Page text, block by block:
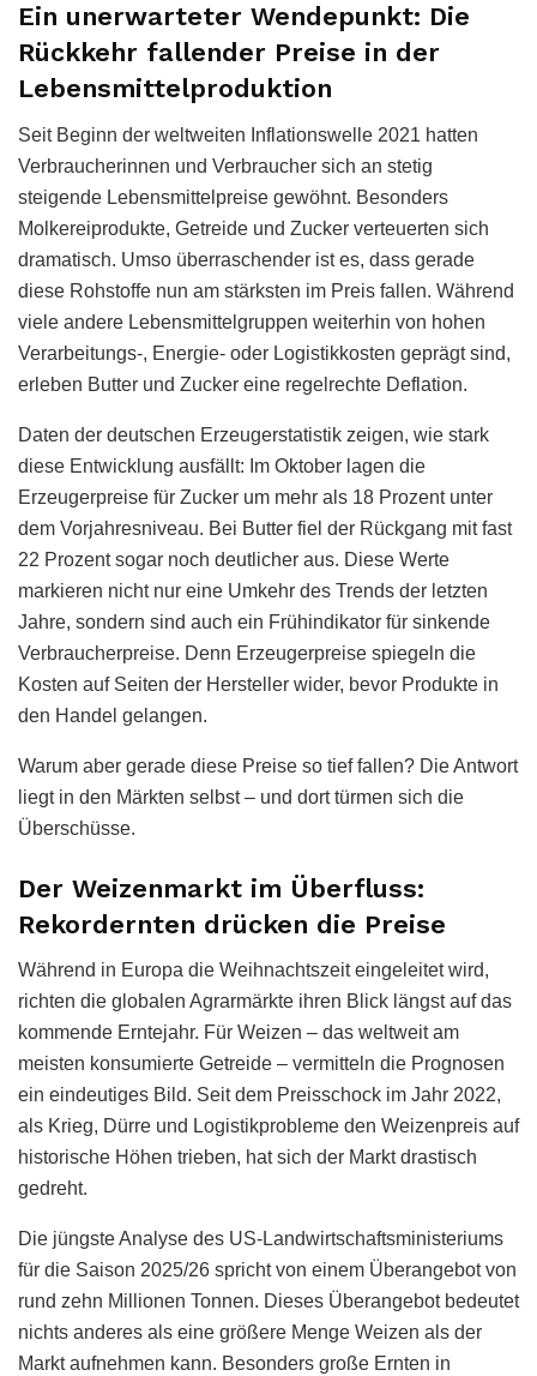
Ein unerwarteter Wendepunkt: Die
Rückkehr fallender Preise in der
Lebensmittelproduktion
Seit Beginn der weltweiten Inflationswelle 2021 hatten
Verbraucherinnen und Verbraucher sich an stetig
steigende Lebensmittelpreise gewöhnt. Besonders
Molkereiprodukte, Getreide und Zucker verteuerten sich
dramatisch. Umso überraschender ist es, dass gerade
diese Rohstoffe nun am stärksten im Preis fallen. Während
viele andere Lebensmittelgruppen weiterhin von hohen
Verarbeitungs-, Energie- oder Logistikkosten geprägt sind,
erleben Butter und Zucker eine regelrechte Deflation.
Daten der deutschen Erzeugerstatistik zeigen, wie stark
diese Entwicklung ausfällt: Im Oktober lagen die
Erzeugerpreise für Zucker um mehr als 18 Prozent unter
dem Vorjahresniveau. Bei Butter fiel der Rückgang mit fast
22 Prozent sogar noch deutlicher aus. Diese Werte
markieren nicht nur eine Umkehr des Trends der letzten
Jahre, sondern sind auch ein Frühindikator für sinkende
Verbraucherpreise. Denn Erzeugerpreise spiegeln die
Kosten auf Seiten der Hersteller wider, bevor Produkte in
den Handel gelangen.
Warum aber gerade diese Preise so tief fallen? Die Antwort
liegt in den Märkten selbst – und dort türmen sich die
Überschüsse.
Der Weizenmarkt im Überfluss:
Rekordernten drücken die Preise
Während in Europa die Weihnachtszeit eingeleitet wird,
richten die globalen Agrarmärkte ihren Blick längst auf das
kommende Erntejahr. Für Weizen – das weltweit am
meisten konsumierte Getreide – vermitteln die Prognosen
ein eindeutiges Bild. Seit dem Preisschock im Jahr 2022,
als Krieg, Dürre und Logistikprobleme den Weizenpreis auf
historische Höhen trieben, hat sich der Markt drastisch
gedreht.
Die jüngste Analyse des US-Landwirtschaftsministeriums
für die Saison 2025/26 spricht von einem Überangebot von
rund zehn Millionen Tonnen. Dieses Überangebot bedeutet
nichts anderes als eine größere Menge Weizen als der
Markt aufnehmen kann. Besonders große Ernten in